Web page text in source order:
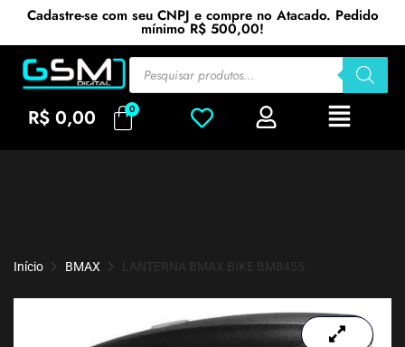
Cadastre-se com seu CNPJ e compre no Atacado. Pedido
mínimo R$ 500,00!
R$ 0,00
Início BMAX LANTERNA BMAX BIKE BM8455